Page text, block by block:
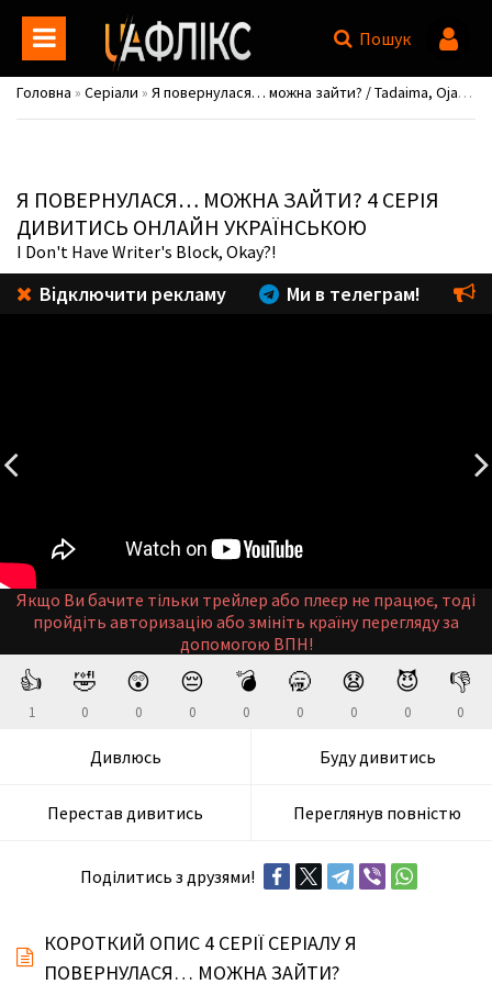
Пошук
Головна » Серіали » Я повернулася… можна зайти? / Tadaima, Ojamasaremasu!
Я ПОВЕРНУЛАСЯ… МОЖНА ЗАЙТИ? 4 СЕРІЯ
ДИВИТИСЬ ОНЛАЙН УКРАЇНСЬКОЮ
I Don't Have Writer's Block, Okay?!
Відключити рекламу Ми в телеграм!
Якщо Ви бачите тільки трейлер або плеєр не працює, тоді
пройдіть авторизацію або змініть країну перегляду за
допомогою ВПН!
👍
1
🤣
0
😲
0
😔
0
💣
0
🥱
0
😧
0
😈
0
👎
0
Дивлюсь Буду дивитись
Перестав дивитись Переглянув повністю
Поділитись з друзями!
КОРОТКИЙ ОПИС 4 СЕРІЇ СЕРІАЛУ Я
ПОВЕРНУЛАСЯ… МОЖНА ЗАЙТИ?